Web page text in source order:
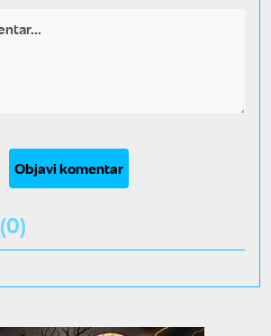
Objavi komentar
(0)